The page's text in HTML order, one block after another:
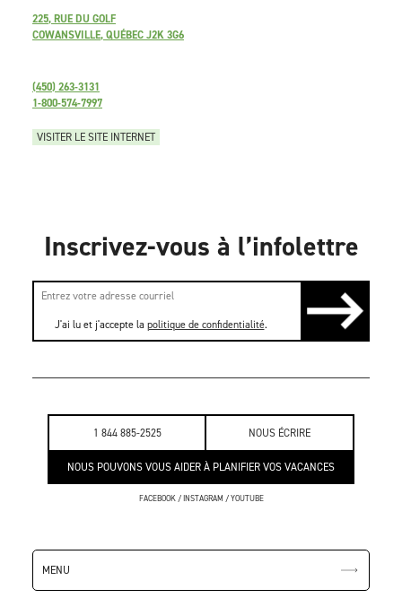
1 844 885-2525 NOUS ÉCRIRE
NOUS POUVONS VOUS AIDER À PLANIFIER VOS VACANCES
FACEBOOK/INSTAGRAM /YOUTUBE
MENU
225, RUE DU GOLF
COWANSVILLE, QUÉBEC J2K 3G6
(450) 263-3131
1-800-574-7997
VISITER LE SITE INTERNET
Inscrivez-vous à l’infolettre
J'ai lu et j'accepte la politique de confidentialité.